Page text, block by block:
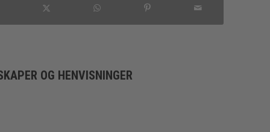
OG HENVISNINGER